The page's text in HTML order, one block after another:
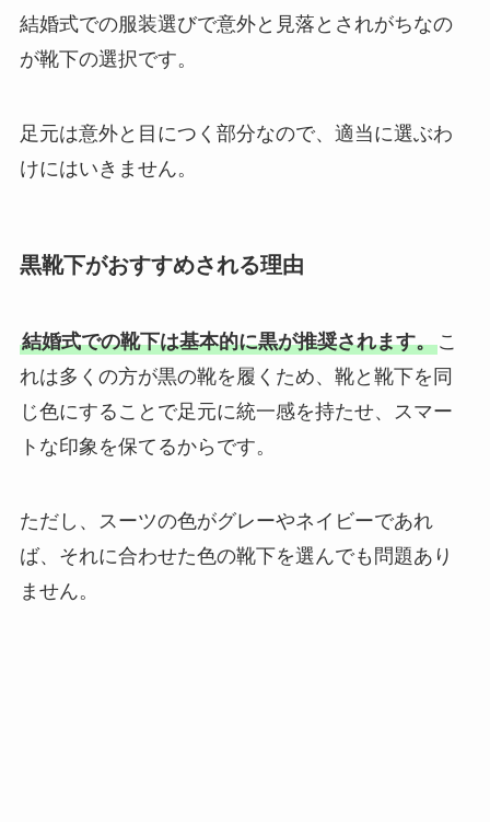
結婚式での服装選びで意外と見落とされがちなの
が靴下の選択です。
足元は意外と目につく部分なので、適当に選ぶわ
けにはいきません。
黒靴下がおすすめされる理由
結婚式での靴下は基本的に黒が推奨されます。こ
れは多くの方が黒の靴を履くため、靴と靴下を同
じ色にすることで足元に統一感を持たせ、スマー
トな印象を保てるからです。
ただし、スーツの色がグレーやネイビーであれ
ば、それに合わせた色の靴下を選んでも問題あり
ません。